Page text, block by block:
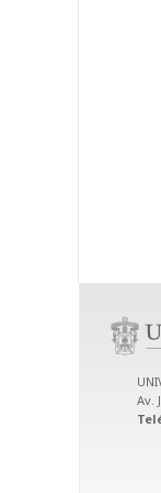
Av.